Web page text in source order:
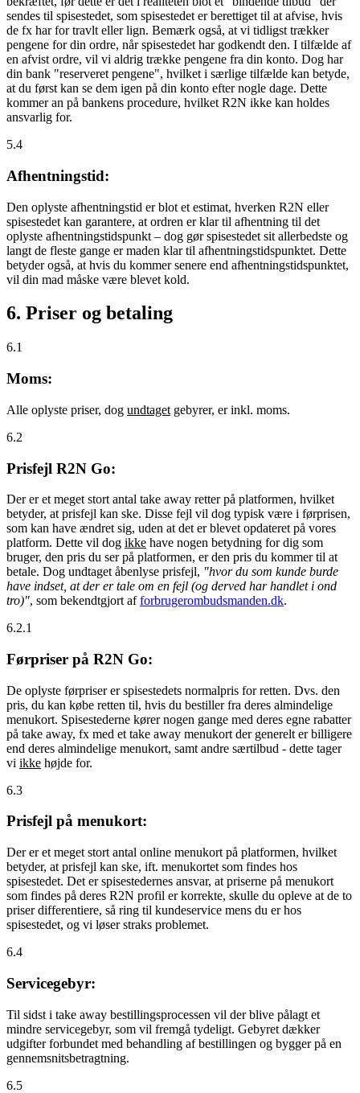
sendes til spisestedet, som spisestedet er berettiget til at afvise, hvis
de fx har for travlt eller lign. Bemærk også, at vi tidligst trækker
pengene for din ordre, når spisestedet har godkendt den. I tilfælde af
en afvist ordre, vil vi aldrig trække pengene fra din konto. Dog har
din bank "reserveret pengene", hvilket i særlige tilfælde kan betyde,
at du først kan se dem igen på din konto efter nogle dage. Dette
kommer an på bankens procedure, hvilket R2N ikke kan holdes
ansvarlig for.
5.4
Afhentningstid:
Den oplyste afhentningstid er blot et estimat, hverken R2N eller
spisestedet kan garantere, at ordren er klar til afhentning til det
oplyste afhentningstidspunkt – dog gør spisestedet sit allerbedste og
langt de fleste gange er maden klar til afhentningstidspunktet. Dette
betyder også, at hvis du kommer senere end afhentningstidspunktet,
vil din mad måske være blevet kold.
6. Priser og betaling
6.1
Moms:
Alle oplyste priser, dog undtaget gebyrer, er inkl. moms.
6.2
Prisfejl R2N Go:
Der er et meget stort antal take away retter på platformen, hvilket
betyder, at prisfejl kan ske. Disse fejl vil dog typisk være i førprisen,
som kan have ændret sig, uden at det er blevet opdateret på vores
platform. Dette vil dog ikke have nogen betydning for dig som
bruger, den pris du ser på platformen, er den pris du kommer til at
betale. Dog undtaget åbenlyse prisfejl, "hvor du som kunde burde
have indset, at der er tale om en fejl (og derved har handlet i ond
tro)", som bekendtgjort afforbrugerombudsmanden.dk.
6.2.1
Førpriser på R2N Go:
De oplyste førpriser er spisestedets normalpris for retten. Dvs. den
pris, du kan købe retten til, hvis du bestiller fra deres almindelige
menukort. Spisestederne kører nogen gange med deres egne rabatter
på take away, fx med et take away menukort der generelt er billigere
end deres almindelige menukort, samt andre særtilbud - dette tager
vi ikke højde for.
6.3
Prisfejl på menukort:
Der er et meget stort antal online menukort på platformen, hvilket
betyder, at prisfejl kan ske, ift. menukortet som findes hos
spisestedet. Det er spisestedernes ansvar, at priserne på menukort
som findes på deres R2N profil er korrekte, skulle du opleve at de to
priser differentiere, så ring til kundeservice mens du er hos
spisestedet, og vi løser straks problemet.
6.4
Servicegebyr:
Til sidst i take away bestillingsprocessen vil der blive pålagt et
mindre servicegebyr, som vil fremgå tydeligt. Gebyret dækker
udgifter forbundet med behandling af bestillingen og bygger på en
gennemsnitsbetragtning.
6.5